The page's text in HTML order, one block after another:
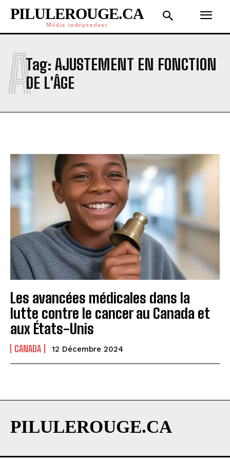
PILULEROUGE.CA
Média indépendant
Tag: AJUSTEMENT EN FONCTION
DE L'ÂGE
A
Les avancées médicales dans la
lutte contre le cancer au Canada et
aux États-Unis
CANADA 12 Décembre 2024
PILULEROUGE.CA